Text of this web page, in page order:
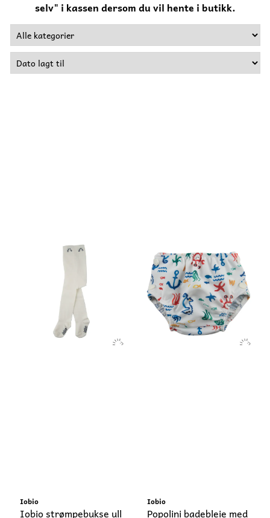
selv" i kassen dersom du vil hente i butikk.
Iobio
Iobio strømpebukse ull
Iobio
Popolini badebleie med